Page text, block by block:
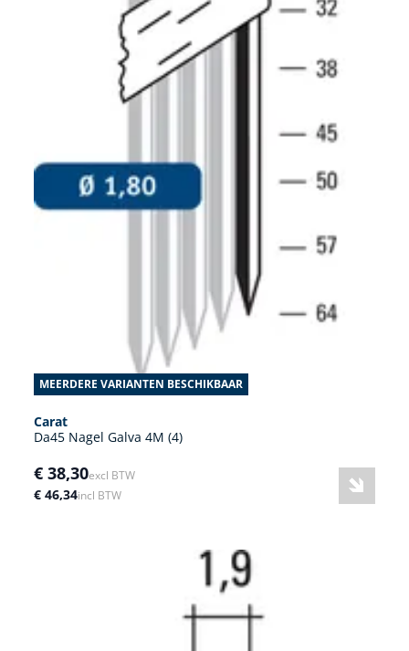
MEERDERE VARIANTEN BESCHIKBAAR
Carat
Da45 Nagel Galva 4M (4)
€ 38,30excl BTW
€ 46,34incl BTW